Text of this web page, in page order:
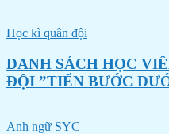
Học kì quân đội
DANH SÁCH HỌC
ĐỘI ”TIẾN BƯỚC
Anh ngữ SYC